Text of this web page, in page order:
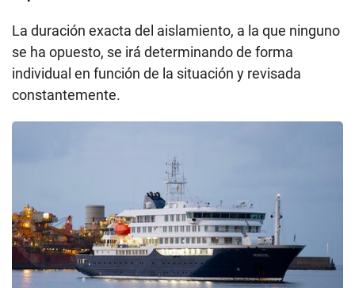
La duración exacta del aislamiento, a la que ninguno
se ha opuesto, se irá determinando de forma
individual en función de la situación y revisada
constantemente.